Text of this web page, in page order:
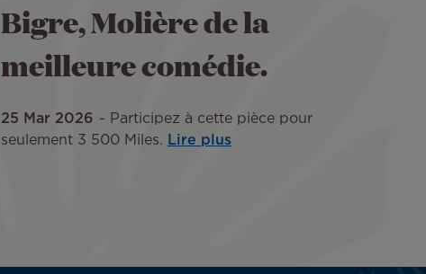
Bigre, Molière de la
meilleure comédie.
25 Mar 2026
Participez à cette pièce pour
seulement 3 500 Miles. Lire plus